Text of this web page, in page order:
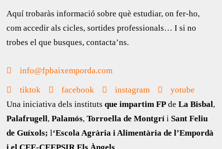
Aquí trobaràs informació sobre què estudiar, on fer-ho,
com accedir als cicles, sortides professionals… I si no
trobes el que busques, contacta’ns.
info@fpbaixemporda.com
tiktok facebook instagram
yotube
Una iniciativa dels institutsque impartim FP deLa Bisbal,
Palafrugell,Palamós,Torroella de Montgrí i Sant Feliu
de Guíxols; l‘Escola Agrària i Alimentària de l’Empordà
i el CEE-CEEPSIR Els Àngels.